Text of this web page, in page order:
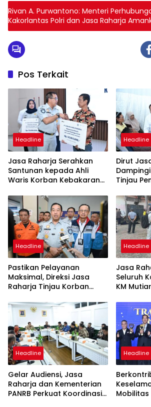
Rivan A. Purwantono: Menteri
Kakorlantas Polri dan Jasa Raharja
Km 70 Tol Cikarang Utama
Pos Terkait
Headline
Jasa Raharja Serahkan
Santunan kepada Ahli
Waris Korban Kebakaran
Headline
Dirut
Tinjau
PHC
Headline
Pastikan Pelayanan
Maksimal, Direksi Jasa
Raharja Tinjau Korban
Sentosa II
Headline
Jasa
Seluruh
KM
Headline
Gelar Audiensi, Jasa
Raharja dan Kementerian
PANRB Perkuat Koordinasi
Headline